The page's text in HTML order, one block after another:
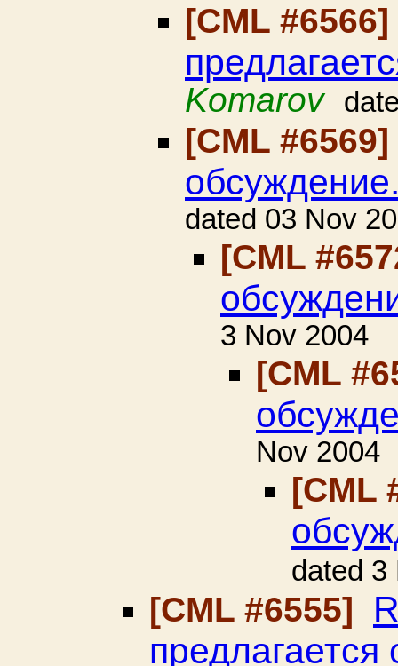
[CML #6566]
Komarov
[CML #6569]
dated 03 Nov
[CML
3 Nov 2004
[CML
Nov 2004
[CML
dated 3
[CML #6555]